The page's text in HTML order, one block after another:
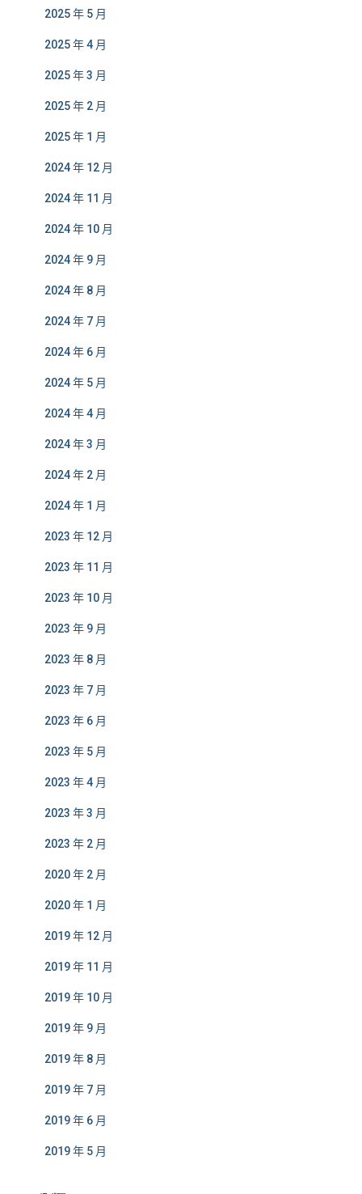
2025 年 5 月
2025 年 4 月
2025 年 3 月
2025 年 2 月
2025 年 1 月
2024 年 12 月
2024 年 11 月
2024 年 10 月
2024 年 9 月
2024 年 8 月
2024 年 7 月
2024 年 6 月
2024 年 5 月
2024 年 4 月
2024 年 3 月
2024 年 2 月
2024 年 1 月
2023 年 12 月
2023 年 11 月
2023 年 10 月
2023 年 9 月
2023 年 8 月
2023 年 7 月
2023 年 6 月
2023 年 5 月
2023 年 4 月
2023 年 3 月
2023 年 2 月
2020 年 2 月
2020 年 1 月
2019 年 12 月
2019 年 11 月
2019 年 10 月
2019 年 9 月
2019 年 8 月
2019 年 7 月
2019 年 6 月
2019 年 5 月